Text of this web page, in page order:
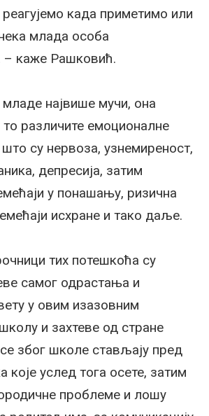
када приметимо или
млада особа
– каже Рашковић.
највише мучи, она
различите емоционалне
су нервоза, узнемиреност,
депресија, затим
у понашању, ризична
исхране и тако даље.
тих потешкоћа су
самог одрастања и
у овим изазовним
и захтеве од стране
због школе стављају пред
које услед тога осете, затим
проблеме и лошу